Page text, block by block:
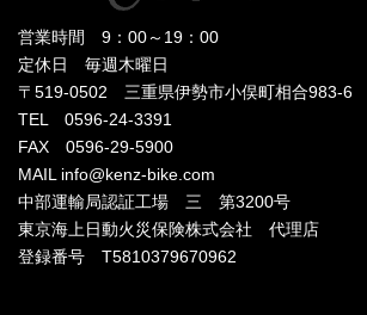
営業時間 9：00～19：00
定休日 毎週木曜日
〒519-0502 三重県伊勢市小俣町相合983-6
TEL 0596-24-3391
FAX 0596-29-5900
MAIL info@kenz-bike.com
中部運輸局認証工場 三 第3200号
東京海上日動火災保険株式会社 代理店
登録番号 T5810379670962